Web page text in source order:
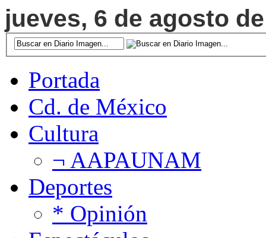
jueves, 6 de agosto
Portada
Cd. de México
Cultura
¬ AAPAUNAM
Deportes
* Opinión